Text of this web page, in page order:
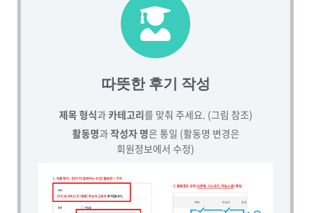
따뜻한 후기 작성
제목 형식과카테고리를 맞춰 주세요. (그림 참조)
활동명과작성자 명은 통일 (활동명 변경은
회원정보에서 수정)